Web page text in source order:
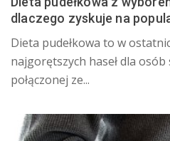
dlaczego zyskuje na
Dieta pudełkowa to w
najgorętszych haseł dla
połączonej ze...